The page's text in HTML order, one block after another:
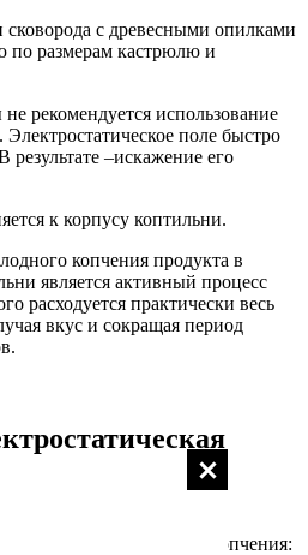
сковорода с древесными опилками
размерам кастрюлю и
рекомендуется использование
поле быстро
–искажение его
к корпусу коптильни.
копчения продукта в
является активный процесс
расходуется практически весь
вкус и сокращая период
практически не
камеры холодного копчения: